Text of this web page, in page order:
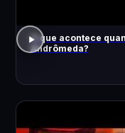
O que acontece
Andrômeda?